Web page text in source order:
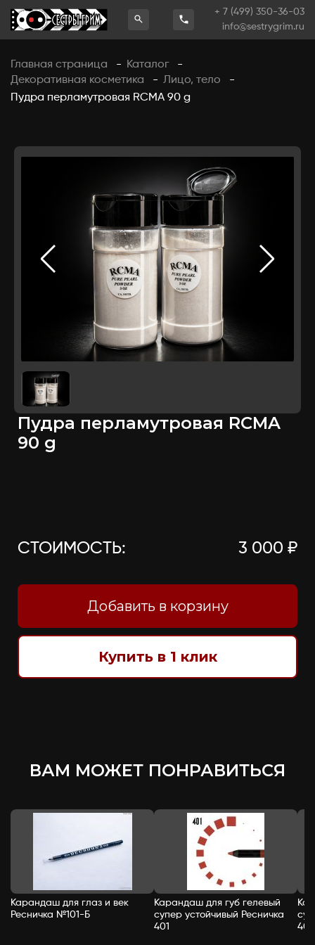
+ 7 (499) 350-36-03
info@sestrygrim.ru
Главная страница - Каталог
-
Декоративная косметика
- Лицо, тело
-
Пудра перламутровая RCMA 90 g
Пудра перламутровая RCMA
90 g
СТОИМОСТЬ: 3 000 ₽
Добавить в корзину
Купить в 1 клик
ВАМ МОЖЕТ ПОНРАВИТЬСЯ
Карандаш для глаз и век
Ресничка №101-Б
Карандаш для губ гелевый
супер устойчивый Ресничка
401
402